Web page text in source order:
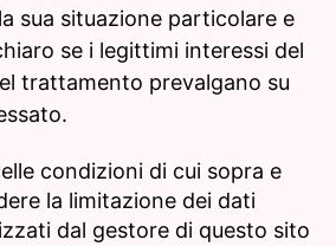
sua situazione particolare e
se i legittimi interessi del
trattamento prevalgano su
condizioni di cui sopra e
la limitazione dei dati
dal gestore di questo sito